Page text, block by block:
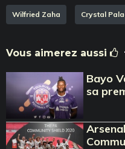
Wilfried Zaha Crystal
Vous aimerez aussi
Bayo
sa